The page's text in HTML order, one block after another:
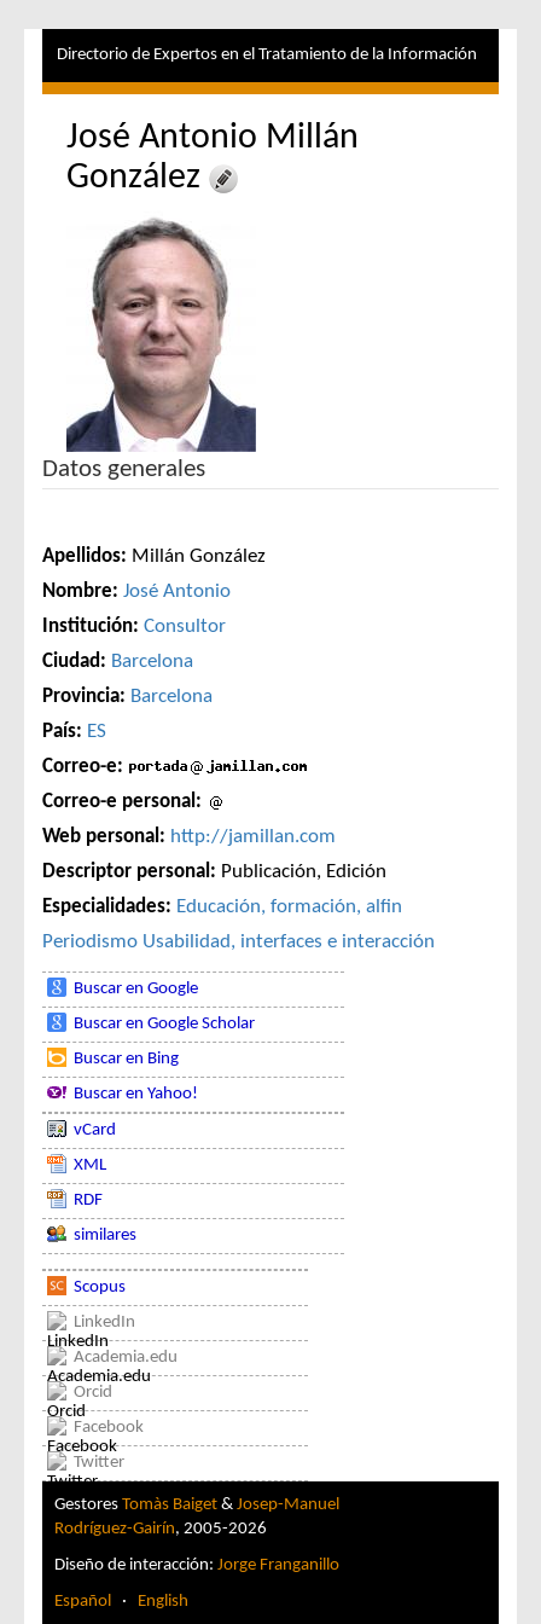
Directorio de Expertos en el Tratamiento de la Información
José Antonio Millán
González
Datos generales
Apellidos: Millán González
Nombre: José Antonio
Institución: Consultor
Ciudad: Barcelona
Provincia: Barcelona
País: ES
Correo-e:
Correo-e personal:
Web personal: http://jamillan.com
Descriptor personal: Publicación, Edición
Especialidades: Educación, formación, alfin
Periodismo Usabilidad, interfaces e interacción
Buscar en Google
Buscar en Google Scholar
Buscar en Bing
Buscar en Yahoo!
vCard
XML
RDF
similares
Scopus
LinkedIn
Academia.edu
Orcid
Facebook
Twitter
Gestores Tomàs Baiget & Josep-Manuel
Rodríguez-Gairín, 2005-2026
Diseño de interacción: Jorge Franganillo
Español · English